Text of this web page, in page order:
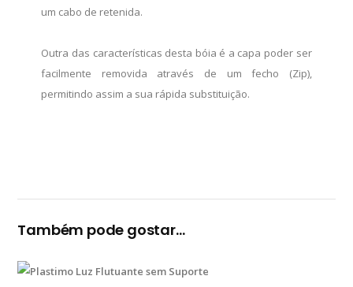
um cabo de retenida.
Outra das características desta bóia é a capa poder ser
facilmente removida através de um fecho (Zip),
permitindo assim a sua rápida substituição.
Também pode gostar…